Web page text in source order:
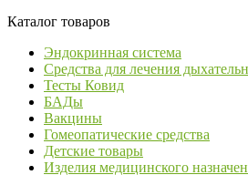
Каталог товаров
Эндокринная система
Средства для лечения
Тесты Ковид
БАДы
Вакцины
Гомеопатические средства
Детские товары
Изделия медицинского